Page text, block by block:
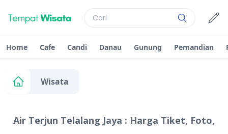
Home Cafe Candi Danau Gunung Pemandian
Wisata
Air Terjun Telalang Jaya : Harga Tiket, Foto,